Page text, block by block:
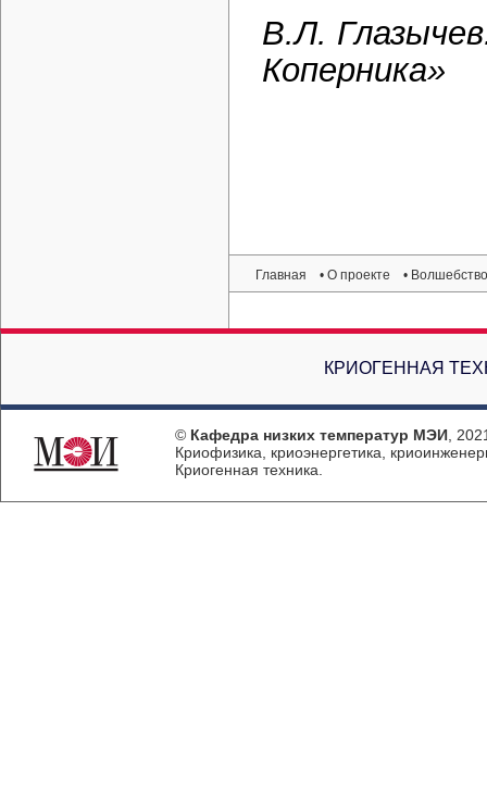
В.Л.
Коперника»
Главная • О проекте •
КРИОГЕННАЯ
© Кафедра низких температур МЭИ ,
Криофизика, криоэнергетика,
Криогенная техника.